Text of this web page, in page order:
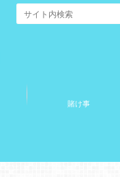
賭け事